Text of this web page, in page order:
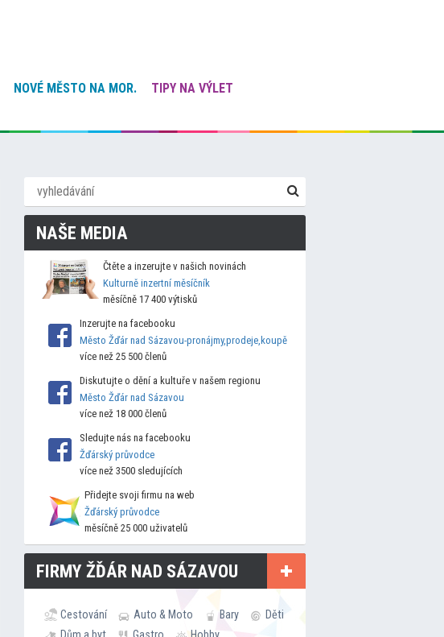
NOVÉ MĚSTO NA MOR.
TIPY NA VÝLET
NAŠE MEDIA
Čtěte a inzerujte v našich novinách
Kulturně inzertní měsíčník
měsíčně 17 400 výtisků
Inzerujte na facebooku
Město Žďár nad Sázavou-pronájmy,prodeje,koupě
více než 25 500 členů
Diskutujte o dění a kultuře v našem regionu
Město Žďár nad Sázavou
více než 18 000 členů
Sledujte nás na facebooku
Žďárský průvodce
více než 3500 sledujících
Přidejte svoji firmu na web
Žďárský průvodce
měsíčně 25 000 uživatelů
FIRMY ŽĎÁR NAD SÁZAVOU
Cestování Auto & Moto Bary
Děti